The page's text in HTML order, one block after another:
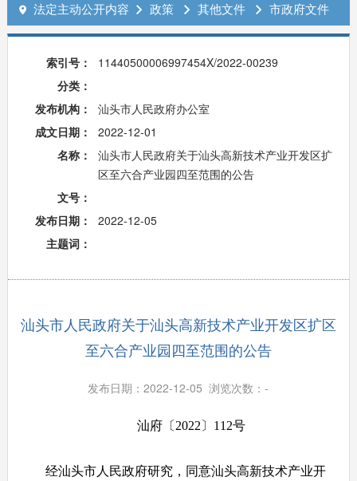
 法定主动公开内容  政策  其他文件  市政府文件
索引号：
11440500006997454X/2022-00239
分类：
发布机构：
汕头市人民政府办公室
成文日期：
2022-12-01
名称：
汕头市人民政府关于汕头高新技术产业开发区扩
区至六合产业园四至范围的公告
文号：
发布日期：
2022-12-05
主题词：
汕头市人民政府关于汕头高新技术产业开发区扩区
至六合产业园四至范围的公告
发布日期：2022-12-05 浏览次数：-
汕府〔2022〕112号
经汕头市人民政府研究，同意汕头高新技术产业开